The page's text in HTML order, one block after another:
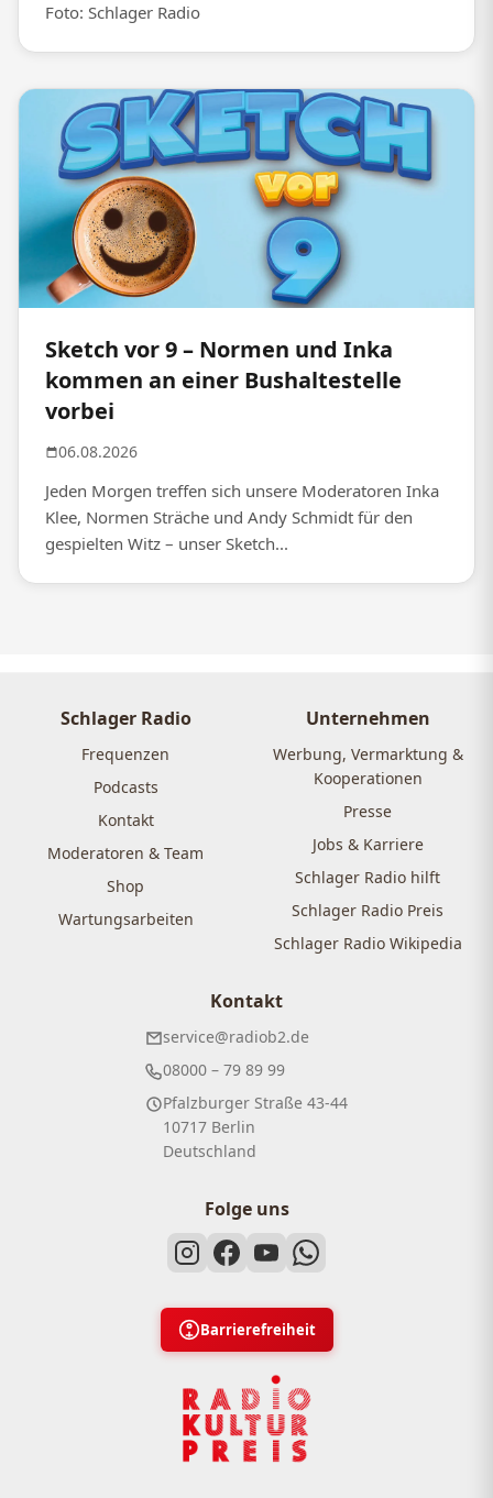
Foto: Schlager Radio
Sketch vor 9 – Normen und Inka
kommen an einer Bushaltestelle
vorbei
06.08.2026
Jeden Morgen treffen sich unsere Moderatoren Inka
Klee, Normen Sträche und Andy Schmidt für den
gespielten Witz – unser Sketch...
Schlager Radio
Frequenzen
Podcasts
Kontakt
Moderatoren & Team
Shop
Wartungsarbeiten
Unternehmen
Werbung, Vermarktung &
Kooperationen
Presse
Jobs & Karriere
Schlager Radio hilft
Schlager Radio Preis
Schlager Radio Wikipedia
Kontakt
service@radiob2.de
08000 – 79 89 99
Pfalzburger Straße 43-44
10717 Berlin
Deutschland
Folge uns
Barrierefreiheit